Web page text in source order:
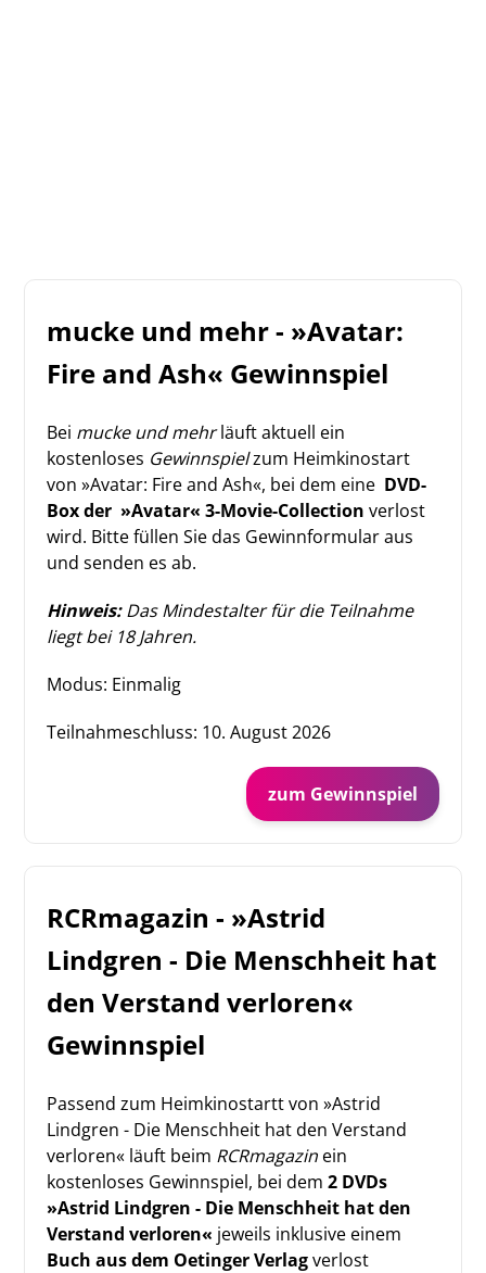
mucke und mehr - »Avatar:
Fire and Ash« Gewinnspiel
Bei mucke und mehrläuft aktuell ein
kostenloses Gewinnspielzum Heimkinostart
von »Avatar: Fire and Ash«, bei dem eine DVD-
Box der »Avatar« 3-Movie-Collection verlost
wird. Bitte füllen Sie das Gewinnformular aus
und senden es ab.
Hinweis:Das Mindestalter für die Teilnahme
liegt bei 18 Jahren.
Modus: Einmalig
Teilnahmeschluss: 10. August 2026
zum Gewinnspiel
RCRmagazin - »Astrid
Lindgren - Die Menschheit hat
den Verstand verloren«
Gewinnspiel
Passend zum Heimkinostartt von »Astrid
Lindgren - Die Menschheit hat den Verstand
verloren« läuft beim RCRmagazin ein
kostenloses Gewinnspiel, bei dem2 DVDs
»Astrid Lindgren - Die Menschheit hat den
Verstand verloren« jeweils inklusive einem
Buch aus dem Oetinger Verlagverlost